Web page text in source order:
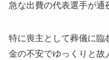
急な出費の代表選手が通
特に喪主として葬儀に臨
金の不安でゆっくりと故